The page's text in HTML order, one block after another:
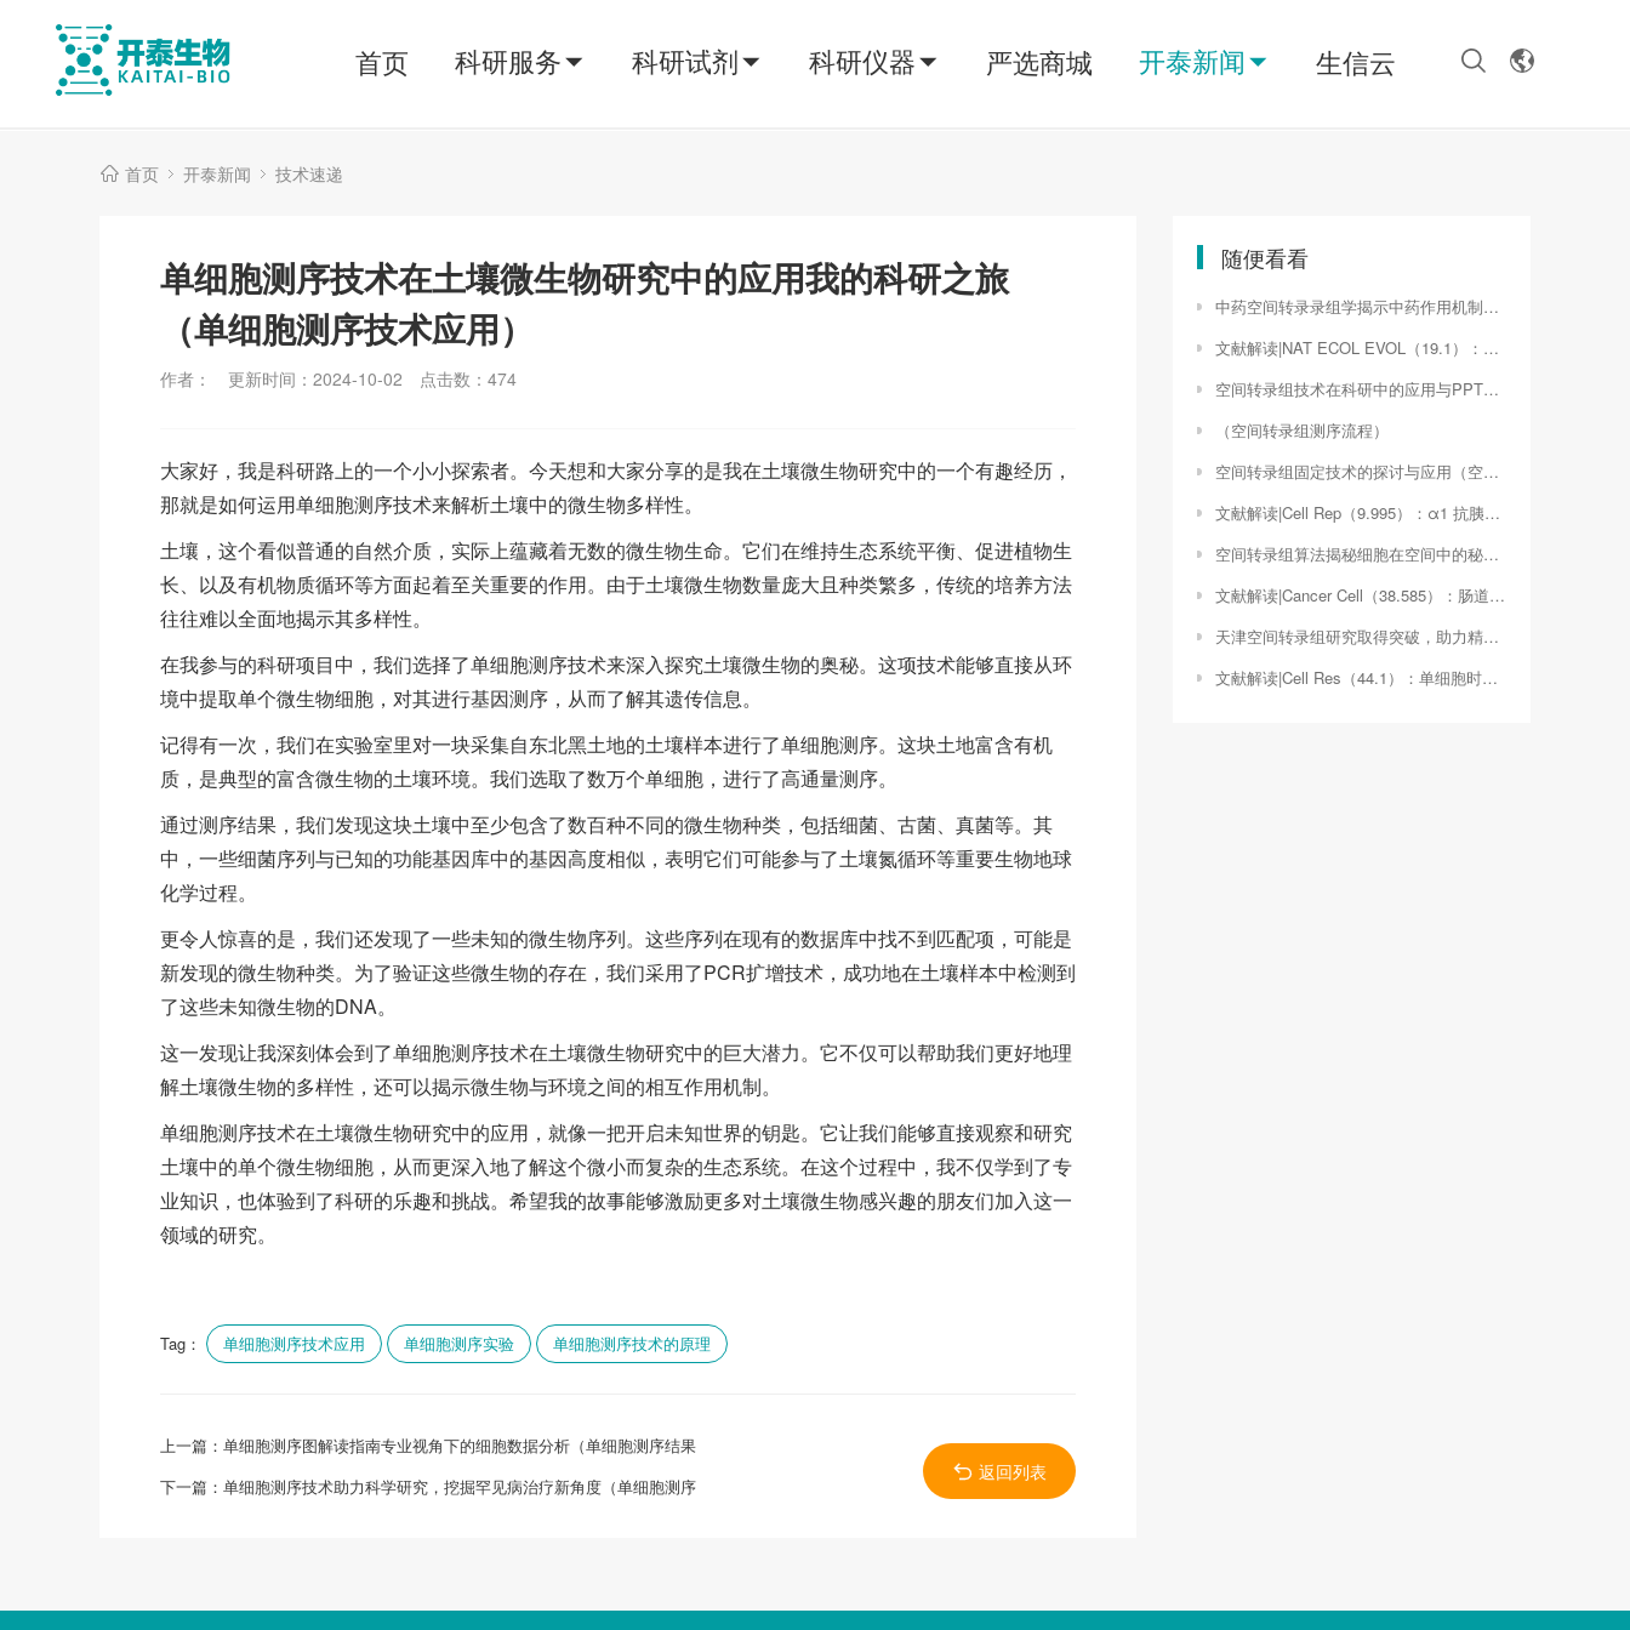
首页 科研服务 科研试剂 科研仪器 严选商城 开泰新闻 生信云
首页 开泰新闻 技术速递
单细胞测序技术在土壤微生物研究中的应用我的科研之旅
（单细胞测序技术应用）
作者： 更新时间：2024-10-02 点击数： 474
大家好，我是科研路上的一个小小探索者。今天想和大家分享的是我在土壤微生物研究中的一个有趣经历，
那就是如何运用单细胞测序技术来解析土壤中的微生物多样性。
土壤，这个看似普通的自然介质，实际上蕴藏着无数的微生物生命。它们在维持生态系统平衡、促进植物生
长、以及有机物质循环等方面起着至关重要的作用。由于土壤微生物数量庞大且种类繁多，传统的培养方法
往往难以全面地揭示其多样性。
在我参与的科研项目中，我们选择了单细胞测序技术来深入探究土壤微生物的奥秘。这项技术能够直接从环
境中提取单个微生物细胞，对其进行基因测序，从而了解其遗传信息。
记得有一次，我们在实验室里对一块采集自东北黑土地的土壤样本进行了单细胞测序。这块土地富含有机
质，是典型的富含微生物的土壤环境。我们选取了数万个单细胞，进行了高通量测序。
通过测序结果，我们发现这块土壤中至少包含了数百种不同的微生物种类，包括细菌、古菌、真菌等。其
中，一些细菌序列与已知的功能基因库中的基因高度相似，表明它们可能参与了土壤氮循环等重要生物地球
化学过程。
更令人惊喜的是，我们还发现了一些未知的微生物序列。这些序列在现有的数据库中找不到匹配项，可能是
新发现的微生物种类。为了验证这些微生物的存在，我们采用了PCR扩增技术，成功地在土壤样本中检测到
了这些未知微生物的DNA。
这一发现让我深刻体会到了单细胞测序技术在土壤微生物研究中的巨大潜力。它不仅可以帮助我们更好地理
解土壤微生物的多样性，还可以揭示微生物与环境之间的相互作用机制。
单细胞测序技术在土壤微生物研究中的应用，就像一把开启未知世界的钥匙。它让我们能够直接观察和研究
土壤中的单个微生物细胞，从而更深入地了解这个微小而复杂的生态系统。在这个过程中，我不仅学到了专
业知识，也体验到了科研的乐趣和挑战。希望我的故事能够激励更多对土壤微生物感兴趣的朋友们加入这一
领域的研究。
Tag： 单细胞测序技术应用 单细胞测序实验 单细胞测序技术的原理
上一篇： 单细胞测序图解读指南专业视角下的细胞数据分析（单细胞测序结果
下一篇： 单细胞测序技术助力科学研究，挖掘罕见病治疗新角度（单细胞测序
返回列表
随便看看
中药空间转录录组学揭示中药作用机制的全新视角（空间转录组学价格）
文献解读|NAT ECOL EVOL（19.1）：欧洲拟南芥种群的根部微生物群落集合和适应性分化
空间转录组技术在科研中的应用与PPT制作要点（空间转录组分析）
（空间转录组测序流程）
空间转录组固定技术的探讨与应用（空间转录组测序流程）
文献解读|Cell Rep（9.995）：α1 抗胰蛋白酶杂合性的人 iPSC 肝细胞模型揭示了代谢失调和细胞异质性
空间转录组算法揭秘细胞在空间中的秘密，我的科研之旅（空间转录组算法整个综述瞿坤）
文献解读|Cancer Cell（38.585）：肠道微生物群介导的核苷酸合成减弱了直肠癌对新辅助放化疗的反应
天津空间转录组研究取得突破，助力精准医疗发展（空间转录组数据分析）
文献解读|Cell Res（44.1）：单细胞时空转录组学鉴定胎儿肝脏中的 HSC/MPP 扩增单位